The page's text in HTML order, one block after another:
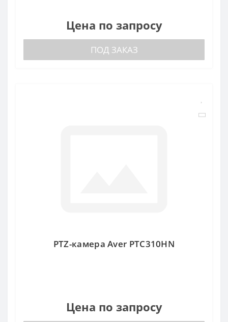
Цена по запросу
ПОД ЗАКАЗ
PTZ-камера Aver PTC310HN
Цена по запросу